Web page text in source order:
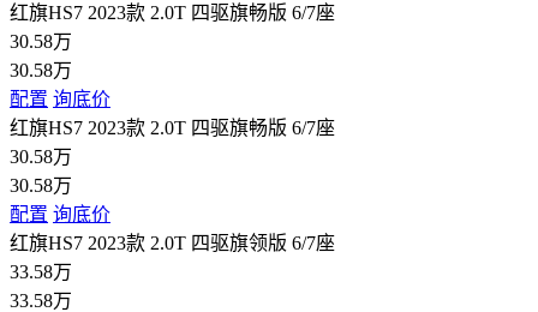
红旗HS7 2023款 2.0T 四驱旗畅版 6/7座
30.58万
30.58万
配置 询底价
红旗HS7 2023款 2.0T 四驱旗畅版 6/7座
30.58万
30.58万
配置 询底价
红旗HS7 2023款 2.0T 四驱旗领版 6/7座
33.58万
33.58万